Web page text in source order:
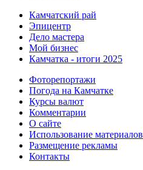
Камчатский рай
Эпицентр
Дело мастера
Мой бизнес
Камчатка - итоги 2025
Фоторепортажи
Погода на Камчатке
Курсы валют
Комментарии
О сайте
Использование материалов
Размещение рекламы
Контакты